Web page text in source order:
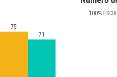
100%
75
71